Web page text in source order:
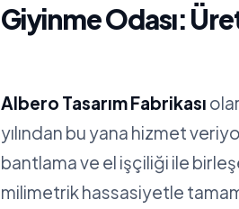
Giyinme Odası:
Albero Tasarım Fabrikası
yılından bu yana hizmet
bantlama ve el işçiliği ile
milimetrik hassasiyetle